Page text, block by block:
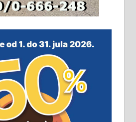
нова,
од 8 ари у Зеленом
Могућа
63-584
ОГЛАСИ